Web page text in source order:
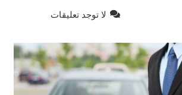
لا توجد تعليقات